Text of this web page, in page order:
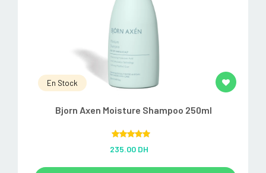
En Stock
Bjorn Axen Moisture Shampoo 250ml
out of 5
235.00 DH